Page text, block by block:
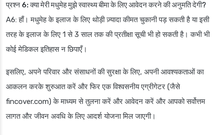
प्रश्न 6: क्या मेरी मधुमेह मुझे स्वास्थ्य बीमा के लिए आवेदन करने की अनुमति देगी?
A6: हाँ। मधुमेह के इलाज के लिए थोड़ी ज़्यादा कीमत चुकानी पड़ सकती है या इसी
तरह के इलाज के लिए 1 से 3 साल तक की प्रतीक्षा सूची भी हो सकती है। कभी भी
कोई मेडिकल इतिहास न छिपाएँ।
इसलिए, अपने परिवार और संसाधनों की सुरक्षा के लिए, अपनी आवश्यकताओं का
आकलन करके शुरुआत करें और फिर एक विश्वसनीय एग्रीगेटर (जैसे
fincover.com) के माध्यम से तुलना करें और आवेदन करें और आपको सर्वोत्तम
लागत और जीवन अवधि के लिए आदर्श योजना मिल जाएगी।